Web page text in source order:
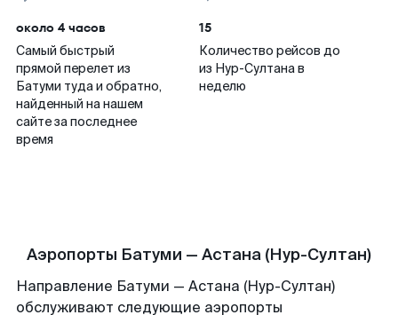
около 4 часов
Самый быстрый
прямой перелет из
Батуми туда и обратно,
найденный на нашем
сайте за последнее
время
15
Количество рейсов до
из Нур-Султана в
неделю
Аэропорты Батуми — Астана (Нур-Султан)
Направление Батуми — Астана (Нур-Султан)
обслуживают следующие аэропорты